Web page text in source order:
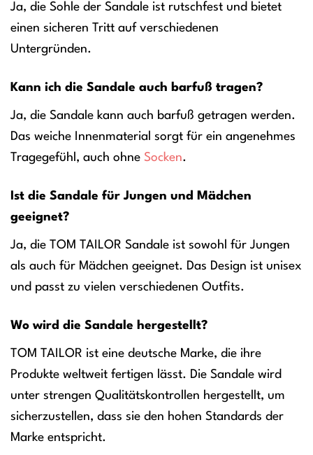
Ja, die Sohle der Sandale ist rutschfest und bietet
einen sicheren Tritt auf verschiedenen
Untergründen.
Kann ich die Sandale auch barfuß tragen?
Ja, die Sandale kann auch barfuß getragen werden.
Das weiche Innenmaterial sorgt für ein angenehmes
Tragegefühl, auch ohne Socken.
Ist die Sandale für Jungen und Mädchen
geeignet?
Ja, die TOM TAILOR Sandale ist sowohl für Jungen
als auch für Mädchen geeignet. Das Design ist unisex
und passt zu vielen verschiedenen Outfits.
Wo wird die Sandale hergestellt?
TOM TAILOR ist eine deutsche Marke, die ihre
Produkte weltweit fertigen lässt. Die Sandale wird
unter strengen Qualitätskontrollen hergestellt, um
sicherzustellen, dass sie den hohen Standards der
Marke entspricht.